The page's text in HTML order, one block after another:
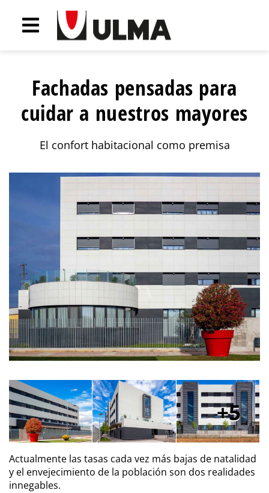
Fachadas pensadas para
cuidar a nuestros mayores
El confort habitacional como premisa
5
Actualmente las tasas cada vez más bajas de natalidad
y el envejecimiento de la población son dos realidades
innegables.